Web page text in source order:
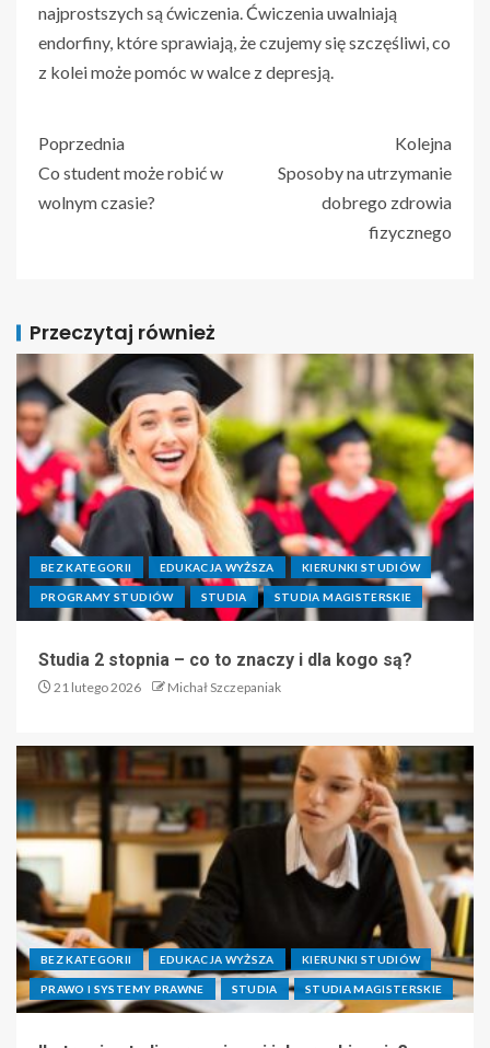
najprostszych są ćwiczenia. Ćwiczenia uwalniają
endorfiny, które sprawiają, że czujemy się szczęśliwi, co
z kolei może pomóc w walce z depresją.
Poprzednia
Co student może robić w
wolnym czasie?
Kolejna
Sposoby na utrzymanie
dobrego zdrowia
fizycznego
Przeczytaj również
BEZ KATEGORII EDUKACJA WYŻSZA KIERUNKI STUDIÓW
PROGRAMY STUDIÓW STUDIA STUDIA MAGISTERSKIE
Studia 2 stopnia – co to znaczy i dla kogo są?
21 lutego 2026 Michał Szczepaniak
BEZ KATEGORII EDUKACJA WYŻSZA KIERUNKI STUDIÓW
PRAWO I SYSTEMY PRAWNE STUDIA STUDIA MAGISTERSKIE